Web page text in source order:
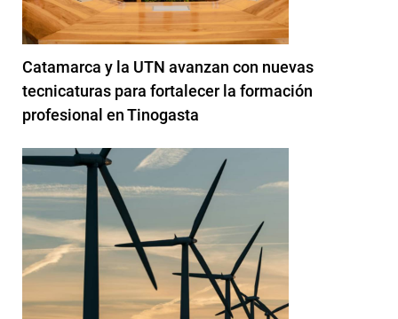
Catamarca y la UTN avanzan con nuevas
tecnicaturas para fortalecer la formación
profesional en Tinogasta